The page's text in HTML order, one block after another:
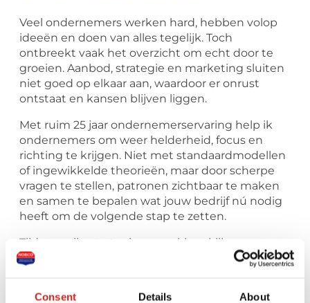
Consent Details About
Veel ondernemers werken hard, hebben volop
ideeën en doen van alles tegelijk. Toch
ontbreekt vaak het overzicht om echt door te
groeien. Aanbod, strategie en marketing sluiten
niet goed op elkaar aan, waardoor er onrust
ontstaat en kansen blijven liggen.
Met ruim 25 jaar ondernemerservaring help ik
ondernemers om weer helderheid, focus en
richting te krijgen. Niet met standaardmodellen
of ingewikkelde theorieën, maar door scherpe
vragen te stellen, patronen zichtbaar te maken
en samen te bepalen wat jouw bedrijf nú nodig
heeft om de volgende stap te zetten.
Tijdens mijn strategiegesprekken kijken we naar
het grotere geheel: jouw visie, positionering,